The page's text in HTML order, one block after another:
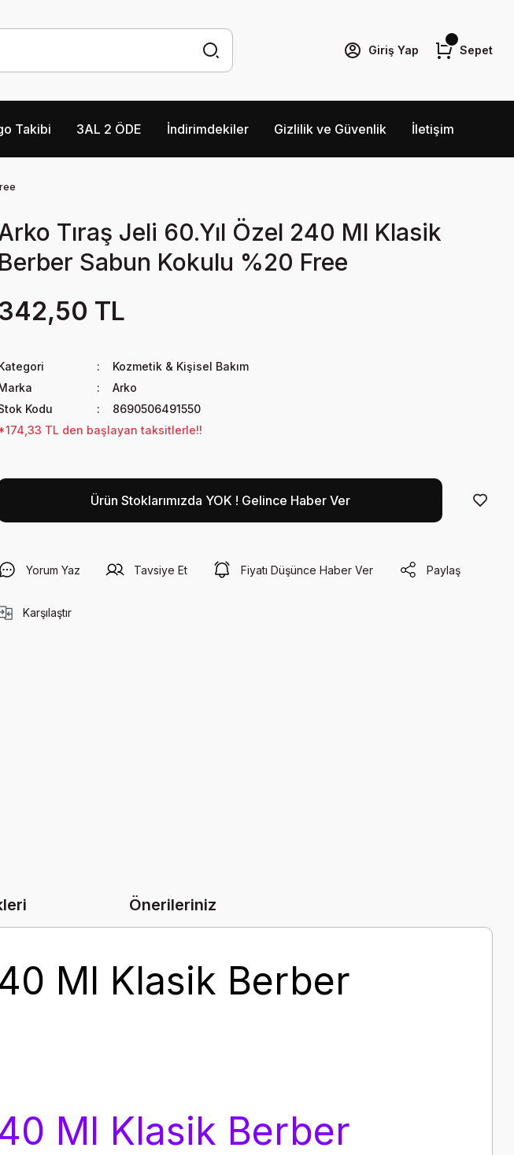
Giriş Yap Sepet
Takibi 3AL 2 ÖDE İndirimdekiler Gizlilik ve Güvenlik İletişim
Tıraş Jeli 60.Yıl Özel 240 Ml Klasik
Berber Sabun Kokulu %20 Free
342,50 TL
Kozmetik & Kişisel Bakım
Arko
Kodu
8690506491550
TL den başlayan taksitlerle!!
Ürün Stoklarımızda YOK ! Gelince Haber Ver
Yorum Yaz Tavsiye Et Fiyatı Düşünce Haber Ver Paylaş
Karşılaştır
Önerileriniz
Ml Klasik Berber
Ml Klasik Berber